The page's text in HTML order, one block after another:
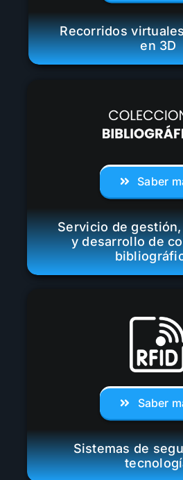
Saber
Sistemas de
Saber
Servicio de
y desarrollo de
Recorridos
en 3D